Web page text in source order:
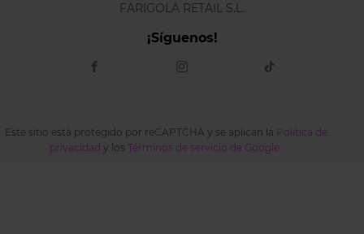
FARIGOLA RETAIL S.L.
¡Síguenos!
Este sitio está protegido por reCAPTCHA y se aplican la Política de
privacidad y los Términos de servicio de Google